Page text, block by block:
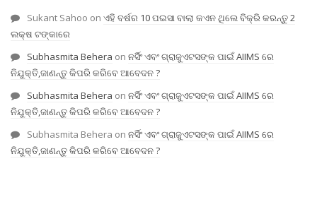
Sukant Sahoo on ଏହି ବର୍ଷର 10 ପଇସା ବାଲା କଏନ ଥିଲେ ବିକ୍ରି କରନ୍ତୁ 2
ଲକ୍ଷ ଟଙ୍କାରେ
Subhasmita Behera on ନର୍ସିଂ ଏବଂ ଗ୍ରାଜୁଏଟସଙ୍କ ପାଇଁ AIIMS ରେ
ନିଯୁକ୍ତି,ଜାଣନ୍ତୁ କିପରି କରିବେ ଆବେଦନ ?
Subhasmita Behera on ନର୍ସିଂ ଏବଂ ଗ୍ରାଜୁଏଟସଙ୍କ ପାଇଁ AIIMS ରେ
ନିଯୁକ୍ତି,ଜାଣନ୍ତୁ କିପରି କରିବେ ଆବେଦନ ?
Subhasmita Behera on ନର୍ସିଂ ଏବଂ ଗ୍ରାଜୁଏଟସଙ୍କ ପାଇଁ AIIMS ରେ
ନିଯୁକ୍ତି,ଜାଣନ୍ତୁ କିପରି କରିବେ ଆବେଦନ ?